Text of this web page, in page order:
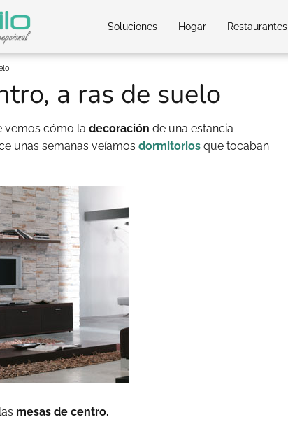
Soluciones Hogar Restaurantes
a ras de suelo
vemos cómo la decoración de una estancia
unas semanas veíamos dormitorios que tocaban
mesas de centro.